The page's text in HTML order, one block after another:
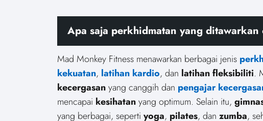
Apa saja perkhidmatan yang
Mad Monkey Fitness menawarkan berbagai jenis
kekuatan, latihan kardio, dan latihan fleksibiliti.
kecergasanyang canggih dan pengajar
mencapai kesihatanyang optimum. Selain itu,
yang berbagai, seperti yoga, pilates, dan zumba,